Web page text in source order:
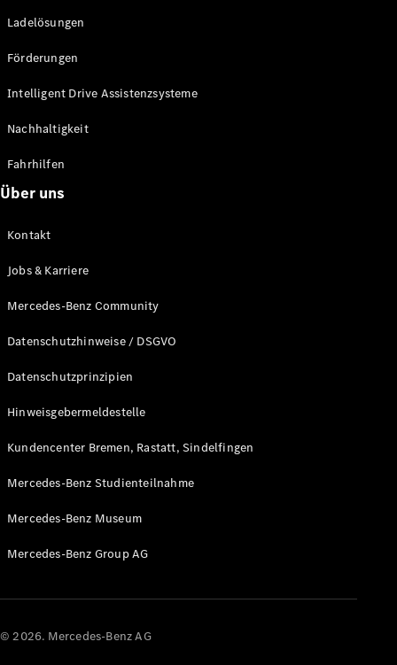
Ladelösungen
Förderungen
Intelligent Drive Assistenzsysteme
Nachhaltigkeit
Fahrhilfen
Über uns
Kontakt
Jobs & Karriere
Mercedes-Benz Community
Datenschutzhinweise / DSGVO
Datenschutzprinzipien
Hinweisgebermeldestelle
Kundencenter Bremen, Rastatt, Sindelfingen
Mercedes-Benz Studienteilnahme
Mercedes-Benz Museum
Mercedes-Benz Group AG
© 2026. Mercedes-Benz AG